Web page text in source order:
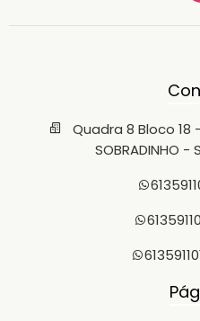
Quadra 8 Bloco 18
SOBRADINHO -